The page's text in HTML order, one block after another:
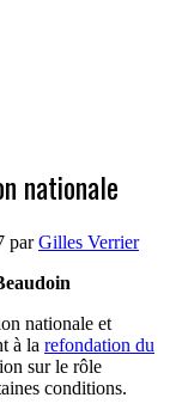
nationale
parGilles Verrier
nationale et
à la refondation du
sur le rôle
conditions.